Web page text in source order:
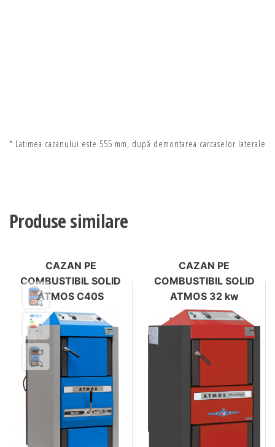
* Latimea cazanului este 555 mm, după demontarea carcaselor laterale
Produse similare
CAZAN PE
COMBUSTIBIL SOLID
ATMOS C40S
CAZAN PE
COMBUSTIBIL SOLID
ATMOS 32 kw